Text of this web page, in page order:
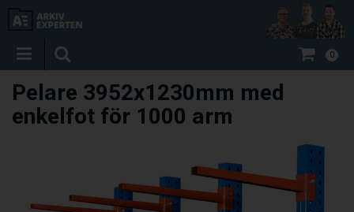
0
Pelare 3952x1230mm med
enkelfot för 1000 arm